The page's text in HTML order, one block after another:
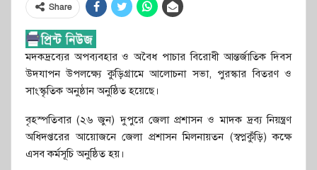
Share
মদকদ্রব্যের অপব্যবহার ও অবৈধ পাচার বিরোধী আন্তর্জাতিক দিবস
উদযাপন উপলক্ষ্যে কুড়িগ্রামে আলোচনা সভা, পুরস্কার বিতরণ ও
সাংস্কৃতিক অনুষ্ঠান অনুষ্ঠিত হয়েছে।
বৃহস্পতিবার (২৬ জুন) দুপুরে জেলা প্রশাসন ও মাদক দ্রব্য নিয়ন্ত্রণ
অধিদপ্তরের আয়োজনে জেলা প্রশাসন মিলনায়তন (স্বপ্নকুঁড়ি) কক্ষে
এসব কর্মসূচি অনুষ্ঠিত হয়।